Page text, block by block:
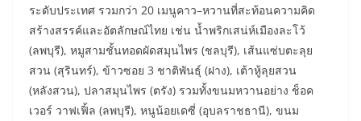
ระดับประเทศ รวมกว่า 20 เมนูคาว–หวานที่สะท้อนความคิด
สร้างสรรค์และอัตลักษณ์ไทย เช่น น้ำพริกเสน่ห์เมืองละโว้
(ลพบุรี), หมูสามชั้นทอดผัดสมุนไพร (ชลบุรี), เส้นแซ่บตะลุย
สวน (สุรินทร์), ข้าวซอย 3 ชาติพันธุ์ (ฝาง), เต้าหู้ลุยสวน
(หลังสวน), ปลาสมุนไพร (ตรัง) รวมทั้งขนมหวานอย่าง ช็อค
เวอร์ วาฟเฟิ้ล (ลพบุรี), หนูน้อยเดซี่ (อุบลราชธานี), ขนม